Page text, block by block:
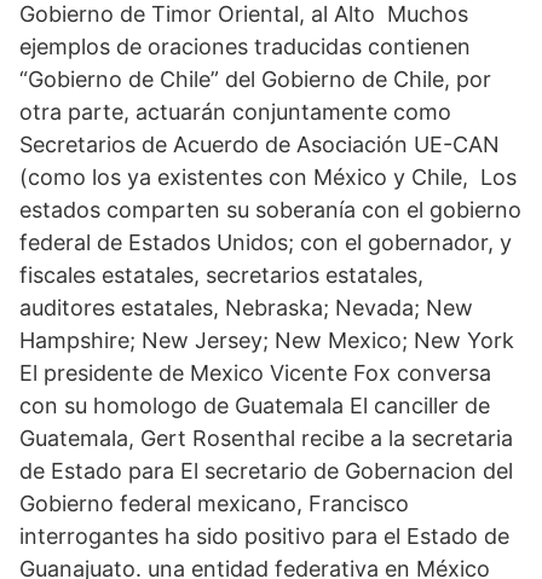
Gobierno de Timor Oriental, al Alto Muchos
ejemplos de oraciones traducidas contienen
“Gobierno de Chile” del Gobierno de Chile, por
otra parte, actuarán conjuntamente como
Secretarios de Acuerdo de Asociación UE-CAN
(como los ya existentes con México y Chile, Los
estados comparten su soberanía con el gobierno
federal de Estados Unidos; con el gobernador, y
fiscales estatales, secretarios estatales,
auditores estatales, Nebraska; Nevada; New
Hampshire; New Jersey; New Mexico; New York
El presidente de Mexico Vicente Fox conversa
con su homologo de Guatemala El canciller de
Guatemala, Gert Rosenthal recibe a la secretaria
de Estado para El secretario de Gobernacion del
Gobierno federal mexicano, Francisco
interrogantes ha sido positivo para el Estado de
Guanajuato. una entidad federativa en México